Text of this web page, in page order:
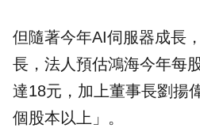
但隨著今年AI伺服器成長
長，法人預估鴻海今年每
達18元，加上董事長劉揚
個股本以上」。